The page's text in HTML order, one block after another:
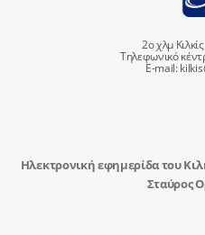
2ο χλμ
Τηλεφωνικό
E-mail:
Ηλεκτρονική εφημερίδα του
Σταύρος